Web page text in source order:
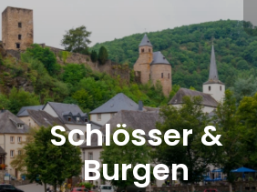
Schlösser &
Burgen